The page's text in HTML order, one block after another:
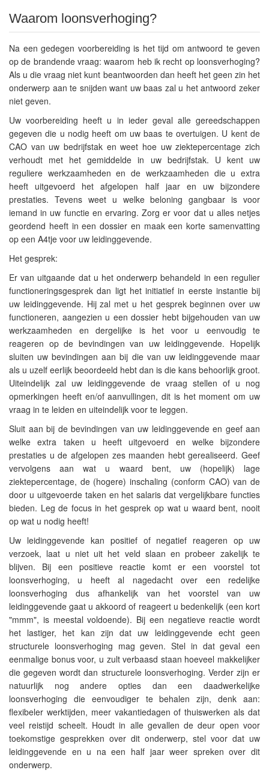
Waarom loonsverhoging?
Na een gedegen voorbereiding is het tijd om antwoord te geven
op de brandende vraag: waarom heb ik recht op loonsverhoging?
Als u die vraag niet kunt beantwoorden dan heeft het geen zin het
onderwerp aan te snijden want uw baas zal u het antwoord zeker
niet geven.
Uw voorbereiding heeft u in ieder geval alle gereedschappen
gegeven die u nodig heeft om uw baas te overtuigen. U kent de
CAO van uw bedrijfstak en weet hoe uw ziektepercentage zich
verhoudt met het gemiddelde in uw bedrijfstak. U kent uw
reguliere werkzaamheden en de werkzaamheden die u extra
heeft uitgevoerd het afgelopen half jaar en uw bijzondere
prestaties. Tevens weet u welke beloning gangbaar is voor
iemand in uw functie en ervaring. Zorg er voor dat u alles netjes
geordend heeft in een dossier en maak een korte samenvatting
op een A4tje voor uw leidinggevende.
Het gesprek:
Er van uitgaande dat u het onderwerp behandeld in een regulier
functioneringsgesprek dan ligt het initiatief in eerste instantie bij
uw leidinggevende. Hij zal met u het gesprek beginnen over uw
functioneren, aangezien u een dossier hebt bijgehouden van uw
werkzaamheden en dergelijke is het voor u eenvoudig te
reageren op de bevindingen van uw leidinggevende. Hopelijk
sluiten uw bevindingen aan bij die van uw leidinggevende maar
als u uzelf eerlijk beoordeeld hebt dan is die kans behoorlijk groot.
Uiteindelijk zal uw leidinggevende de vraag stellen of u nog
opmerkingen heeft en/of aanvullingen, dit is het moment om uw
vraag in te leiden en uiteindelijk voor te leggen.
Sluit aan bij de bevindingen van uw leidinggevende en geef aan
welke extra taken u heeft uitgevoerd en welke bijzondere
prestaties u de afgelopen zes maanden hebt gerealiseerd. Geef
vervolgens aan wat u waard bent, uw (hopelijk) lage
ziektepercentage, de (hogere) inschaling (conform CAO) van de
door u uitgevoerde taken en het salaris dat vergelijkbare functies
bieden. Leg de focus in het gesprek op wat u waard bent, nooit
op wat u nodig heeft!
Uw leidinggevende kan positief of negatief reageren op uw
verzoek, laat u niet uit het veld slaan en probeer zakelijk te
blijven. Bij een positieve reactie komt er een voorstel tot
loonsverhoging, u heeft al nagedacht over een redelijke
loonsverhoging dus afhankelijk van het voorstel van uw
leidinggevende gaat u akkoord of reageert u bedenkelijk (een kort
"mmm", is meestal voldoende). Bij een negatieve reactie wordt
het lastiger, het kan zijn dat uw leidinggevende echt geen
structurele loonsverhoging mag geven. Stel in dat geval een
eenmalige bonus voor, u zult verbaasd staan hoeveel makkelijker
die gegeven wordt dan structurele loonsverhoging. Verder zijn er
natuurlijk nog andere opties dan een daadwerkelijke
loonsverhoging die eenvoudiger te behalen zijn, denk aan:
flexibeler werktijden, meer vakantiedagen of thuiswerken als dat
veel reistijd scheelt. Houdt in alle gevallen de deur open voor
toekomstige gesprekken over dit onderwerp, stel voor dat uw
leidinggevende en u na een half jaar weer spreken over dit
onderwerp.